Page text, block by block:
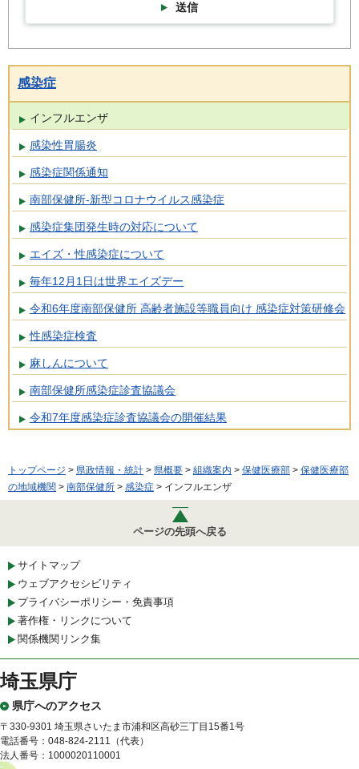
送信
感染症
インフルエンザ
感染性胃腸炎
感染症関係通知
南部保健所-新型コロナウイルス感染症
感染症集団発生時の対応について
エイズ・性感染症について
毎年12月1日は世界エイズデー
令和6年度南部保健所 高齢者施設等職員向け 感染症対策研修会
性感染症検査
麻しんについて
南部保健所感染症診査協議会
令和7年度感染症診査協議会の開催結果
トップページ > 県政情報・統計 > 県概要 > 組織案内 > 保健医療部 > 保健医療部
の地域機関 > 南部保健所 > 感染症 > インフルエンザ
ページの先頭へ戻る
サイトマップ
ウェブアクセシビリティ
プライバシーポリシー・免責事項
著作権・リンクについて
関係機関リンク集
埼玉県庁
県庁へのアクセス
〒330-9301 埼玉県さいたま市浦和区高砂三丁目15番1号
電話番号：048-824-2111（代表）
法人番号：1000020110001